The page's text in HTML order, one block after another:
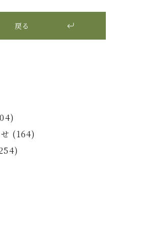
戻る
)
(164)
)